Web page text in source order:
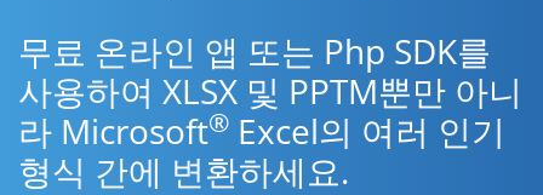
무료 온라인 앱 또는 Php SDK를
사용하여 XLSX 및 PPTM뿐만 아니
라 Microsoft® Excel의 여러 인기
형식 간에 변환하세요.